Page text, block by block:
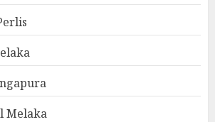
Melaka